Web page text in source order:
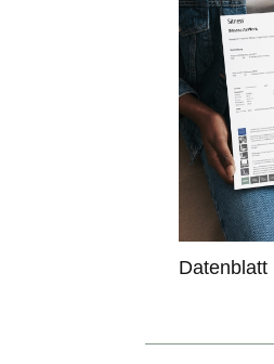
Datenblatt